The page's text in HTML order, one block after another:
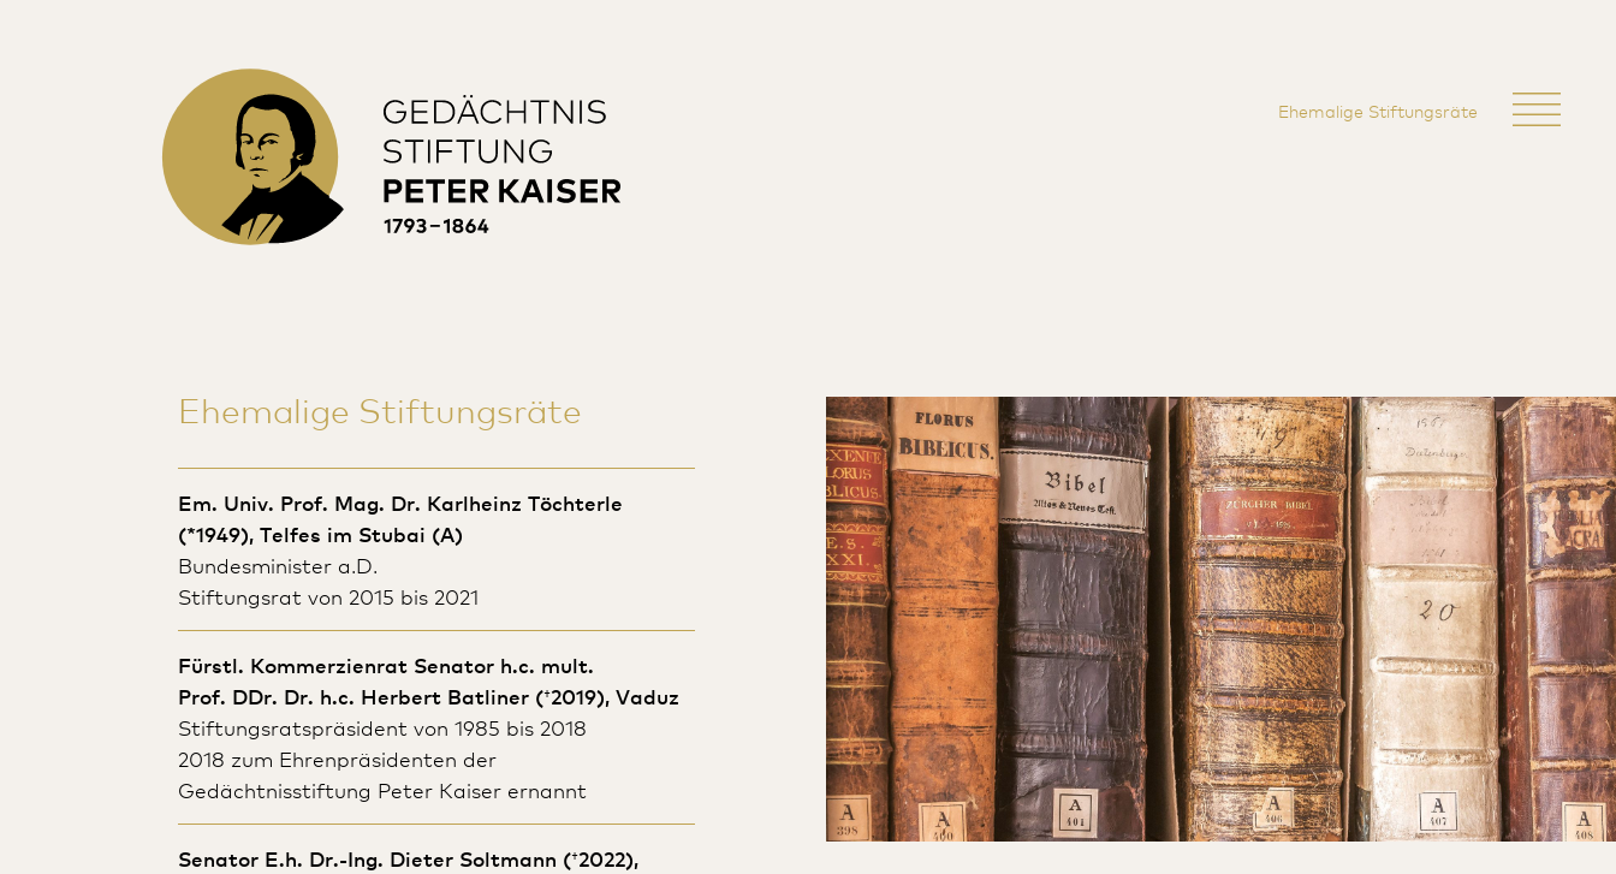
Ehemalige Stiftungsräte
Ehemalige Stiftungsräte
Em. Univ. Prof. Mag. Dr. Karlheinz Töchterle
(*1949), Telfes im Stubai (A)
Bundesminister a.D.
Stiftungsrat von 2015 bis 2021
Fürstl. Kommerzienrat Senator h.c. mult.
Prof. DDr. Dr. h.c. Herbert Batliner (†2019), Vaduz
Stiftungsratspräsident von 1985 bis 2018
2018 zum Ehrenpräsidenten der
Gedächtnisstiftung Peter Kaiser ernannt
Senator E.h. Dr.-Ing. Dieter Soltmann (†2022),